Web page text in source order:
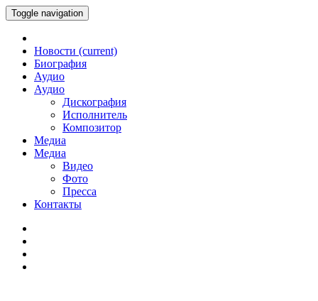
Toggle navigation
Новости (current)
Биография
Аудио
Аудио
Дискография
Исполнитель
Композитор
Медиа
Медиа
Видео
Фото
Пресса
Контакты